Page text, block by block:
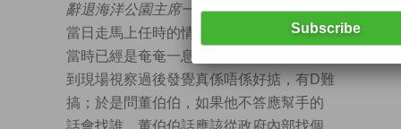
辭退海洋公園主席一職)。他也笑笑口講到
當日走馬上任時的情景：董伯伯找上他為
當時已經是奄奄一息的海洋公園救亡，他
到現場視察過後發覺真係唔係好掂，有D難
搞；於是問董伯伯，如果他不答應幫手的
話會找誰，董伯伯話應該從政府內部找個